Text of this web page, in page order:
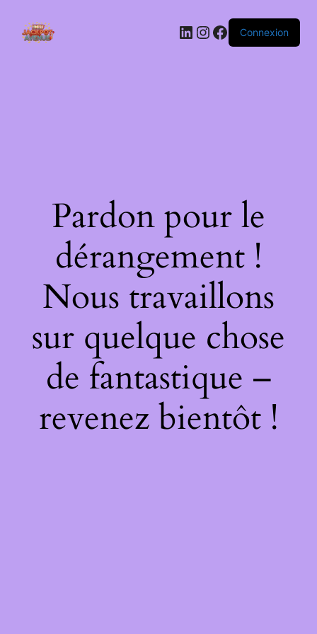
LinkedIn
Instagram
Facebook
Connexion
Pardon pour le
dérangement !
Nous travaillons
sur quelque chose
de fantastique –
revenez bientôt !